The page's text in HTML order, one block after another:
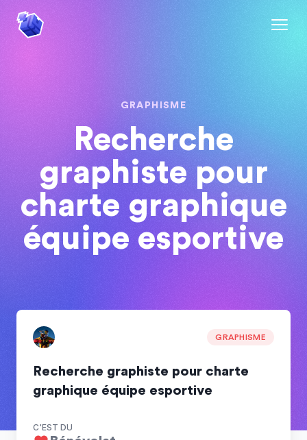
GRAPHISME
Recherche
graphiste pour
charte graphique
équipe esportive
GRAPHISME
Recherche graphiste pour charte
graphique équipe esportive
C'EST DU